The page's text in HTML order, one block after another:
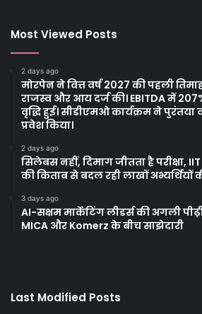
Most Viewed Posts
2 days ago
मोरपेन ने वित्त वर्ष 2027 की पहली
राजस्व और आय दर्ज की। EBITDA में
वृद्धि हुई। सीडीएमओ कार्यक्रम ने
प्रवेश किया।
2 days ago
सिलेबस नहीं, दिमाग जीतता है परीक्षा,
की किताब से बदल रही लाखों अभ्यर्थियों
3 days ago
AI-सक्षम मार्केटिंग लीडर्स की अगली
MICA और Komerz के बीच साझेदारी
Last Modified Posts